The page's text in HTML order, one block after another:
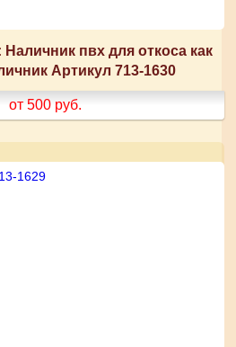
пвх для откоса как
Артикул 713-1630
от 500 руб.